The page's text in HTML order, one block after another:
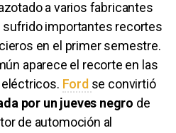
a varios fabricantes
sufrido importantes recortes
en el primer semestre.
aparece el recorte en las
Ford se convirtió
por un jueves negro de
de automoción al